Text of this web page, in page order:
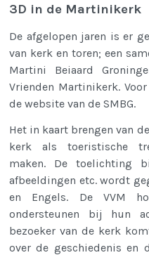
3D in de Martinikerk
De afgelopen jaren is er
van kerk en toren; een
Martini Beiaard
Vrienden Martinikerk.
de website van de SMBG.
Het in kaart brengen van
kerk als toeristische
maken. De toelichting
afbeeldingen etc. wordt
en Engels. De VVM
ondersteunen bij hun
bezoeker van de kerk
over de geschiedenis en